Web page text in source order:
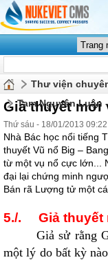
Thư viện
Tam Nguyên Luận
Giả thuyết mới
Thứ sáu - 18/01/2013 09:22
Nhà Bác học nổi tiếng
thuyết Vũ nổ Big –
từ một vụ nổ cực lớn...
đại lại chứng minh
Bán rã Lượng tử một
5./. Giả thuyết
Giả sử rằng
một lý do bất kỳ